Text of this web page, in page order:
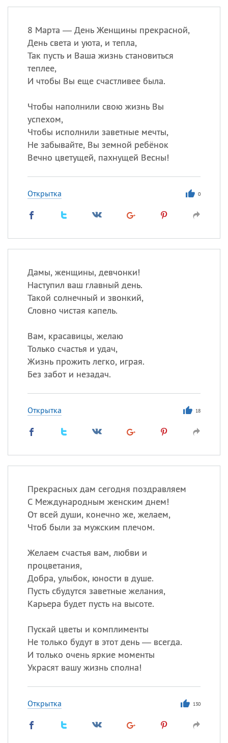
8 Марта — День Женщины прекрасной,
День света и уюта, и тепла,
Так пусть и Ваша жизнь становиться
теплее,
И чтобы Вы еще счастливее была.
Чтобы наполнили свою жизнь Вы
успехом,
Чтобы исполнили заветные мечты,
Не забывайте, Вы земной ребёнок
Вечно цветущей, пахнущей Весны!
Открытка 0
Дамы, женщины, девчонки!
Наступил ваш главный день.
Такой солнечный и звонкий,
Словно чистая капель.
Вам, красавицы, желаю
Только счастья и удач,
Жизнь прожить легко, играя.
Без забот и незадач.
Открытка 18
Прекрасных дам сегодня поздравляем
С Международным женским днем!
От всей души, конечно же, желаем,
Чтоб были за мужским плечом.
Желаем счастья вам, любви и
процветания,
Добра, улыбок, юности в душе.
Пусть сбудутся заветные желания,
Карьера будет пусть на высоте.
Пускай цветы и комплименты
Не только будут в этот день — всегда.
И только очень яркие моменты
Украсят вашу жизнь сполна!
Открытка 130